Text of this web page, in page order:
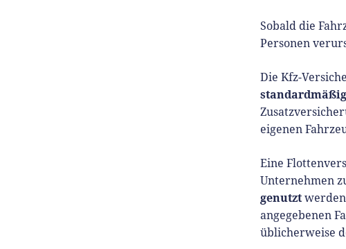
Sobald die
Personen
Die Kfz-
eigenen
Eine
Unternehmen
genutzt
angegebenen
üblicherweise